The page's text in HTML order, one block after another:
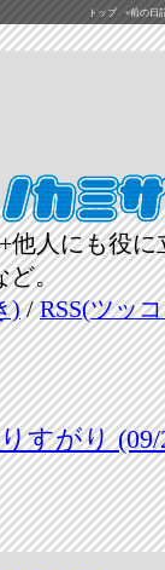
トップ «前の日
人にも役
ど。
)/RSS(ツッ
すがり (09/